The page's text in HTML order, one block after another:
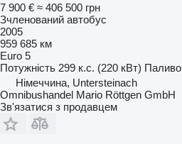
7 900 € ≈ 406 500 грн
Зчленований автобус
2005
959 685 км
Euro 5
Потужність 299 к.с. (220 кВт) Паливо
Німеччина, Untersteinach
Omnibushandel Mario Röttgen GmbH
Зв'язатися з продавцем